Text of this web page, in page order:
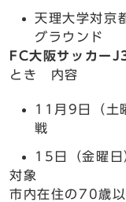
天理大学対京
グラウンド
FC大阪サッカー
とき 内容
11月9日（土
戦
15日（金曜
対象
市内在住の70歳